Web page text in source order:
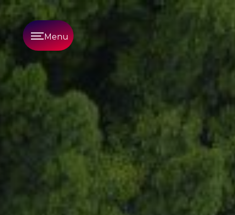
Menu
Panneau de gestion des cookies